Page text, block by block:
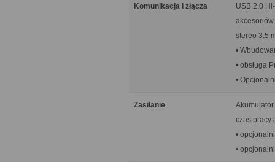
Komunikacja i złącza
USB 2.0
stereo 3.5
•
• obsługa
•
Zasilanie
czas pracy
•
•